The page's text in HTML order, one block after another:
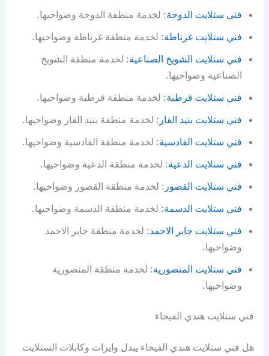
فني ستلايت الدوحة: لخدمة منطقة الدوحة وضواحيها.
فني ستلايت غرناطة: لخدمة منطقة غرناطة وضواحيها.
فني ستلايت الشويخ الصناعية: لخدمة منطقة الشويخ
الصناعية وضواحيها.
فني ستلايت قرطبة: لخدمة منطقة قرطبة وضواحيها.
فني ستلايت بنيد القار : لخدمة منطقة بنيد القار وضواحيها.
فني ستلايت القادسية: لخدمة منطقة القادسية وضواحيها.
فني ستلايت الدعية: لخدمة منطقة الدعية وضواحيها.
فني ستلايت القصور : لخدمة منطقة القصور وضواحيها.
فني ستلايت الدسمة: لخدمة منطقة الدسمة وضواحيها.
فني ستلايت جابر الاحمد: لخدمة منطقة جابر الاحمد
وضواحيها.
فني ستلايت المنصورية: لخدمة منطقة المنصورية
وضواحيها.
فني ستلايت هندي الفيحاء
هل فني ستلايت هندي الفيحاء يبدل وايرات وكابلات الستلايت